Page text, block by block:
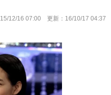
15/12/16 07:00 更新： 16/10/17 04:37